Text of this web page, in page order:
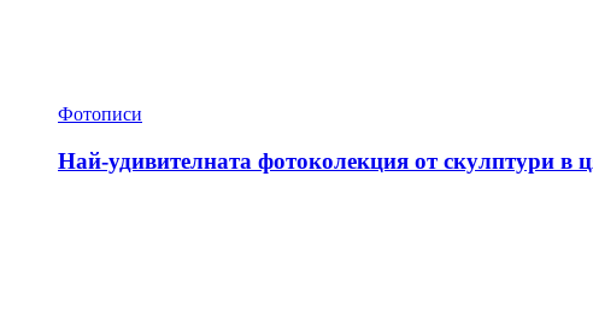
Фотописи
Най-удивителната фотоколекция от скулптури в